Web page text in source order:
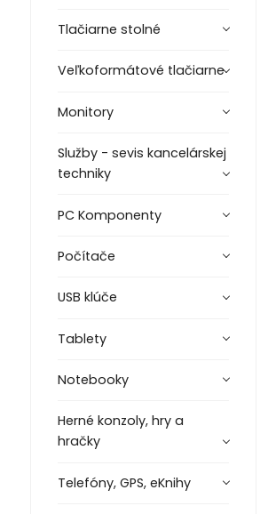
Tlačiarne stolné
Veľkoformátové tlačiarne
Monitory
Služby - sevis kancelárskej
techniky
PC Komponenty
Počítače
USB klúče
Tablety
Notebooky
Herné konzoly, hry a
hračky
Telefóny, GPS, eKnihy